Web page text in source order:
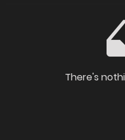
There's